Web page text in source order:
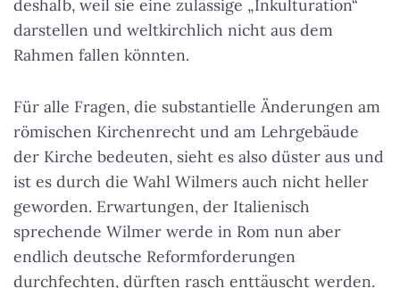
deshalb, weil sie eine zulässige „Inkulturation“
darstellen und weltkirchlich nicht aus dem
Rahmen fallen könnten.
Für alle Fragen, die substantielle Änderungen am
römischen Kirchenrecht und am Lehrgebäude
der Kirche bedeuten, sieht es also düster aus und
ist es durch die Wahl Wilmers auch nicht heller
geworden. Erwartungen, der Italienisch
sprechende Wilmer werde in Rom nun aber
endlich deutsche Reformforderungen
durchfechten, dürften rasch enttäuscht werden.